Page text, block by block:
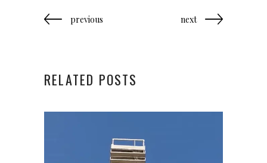
previous next
RELATED POSTS